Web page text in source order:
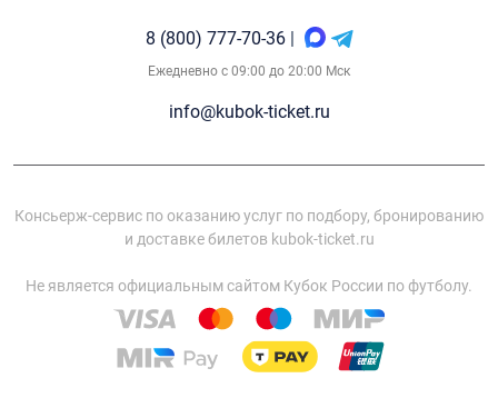
8 (800) 777-70-36 |
Ежедневно с 09:00 до 20:00 Мск
info@kubok-ticket.ru
Консьерж-сервис по оказанию услуг по подбору, бронированию
и доставке билетов kubok-ticket.ru
Не является официальным сайтом Кубок России по футболу.